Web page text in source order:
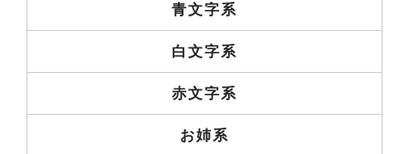
青文字系
白文字系
赤文字系
お姉系